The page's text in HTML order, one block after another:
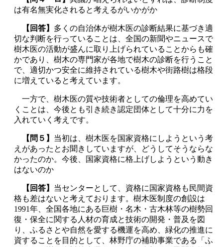
は有名無実化されると考えるがいかがか
【回答】 多くの自治体が樹木医の診断結果に基づき適
切な判断を行っていることは、全国の新聞やニュースで
樹木医の活動が盛んに取り上げられていることからも確
かであり、樹木の専門家が各地で樹木の診断を行うこと
で、適切かつ安全に維持されている樹木や街路樹は格段
に増えていると考えています。
一方で、樹木医の質や技術者としての倫理を高めてい
くことは、今後とも引き続き認定団体として十分に力を
入れていく考えです。
【問５】 当初は、樹木医を国家資格にしようという考
えがあったとお聞きしていますが、どうしてそうならな
かったのか。今後、国家資格に格上げしようという動き
はないのか
【回答】 当センターとして、資格に国家資格も民間資
格も差はないと考えております。樹木医制度の創設は
1991年、全国各地にある巨樹・名木・古木林等の樹勢回
復・保全に関する人材の育成と技術の開発・普及を図
り、ふるさとや自然を愛する機運を高め、緑化の推進に
資することを目的として、林野庁の補助事業である「ふ